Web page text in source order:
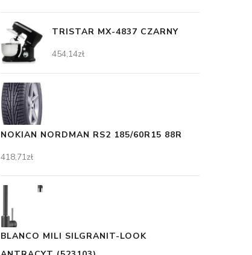
TRISTAR MX-4837 CZARNY
454,14zł
NOKIAN NORDMAN RS2 185/60R15 88R
418,71zł
BLANCO MILI SILGRANIT-LOOK